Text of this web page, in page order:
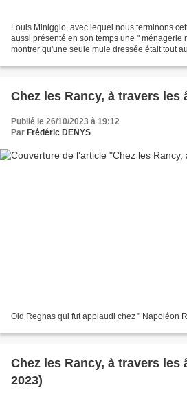
Louis Miniggio, avec lequel nous terminons
aussi présenté en son temps une " ménagerie
montrer qu'une seule mule dressée était tout
Publié le 26/10/2023 à 19:12
Par Frédéric DENYS
Old Regnas qui fut applaudi chez " Napoléon
Chez les Rancy, à travers les âges (26 octobre
2023)